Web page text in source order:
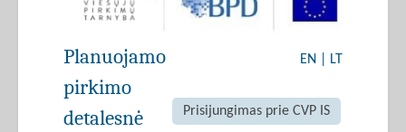
EN LT
Prisijungimas prie CVP IS
Planuojamo
pirkimo
detalesnė